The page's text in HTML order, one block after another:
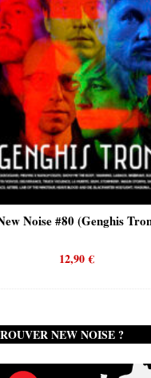
Noise #80 (Genghis
12,90€
NEW NOISE ?